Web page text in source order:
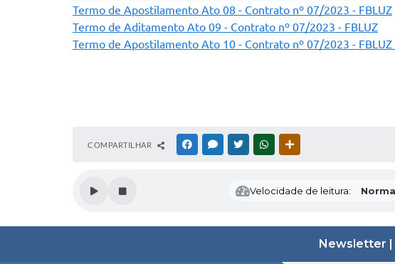
Termo de Apostilamento Ato 08 - Contrato nº 07/2023 - FBLUZ
Termo de Aditamento Ato 09 - Contrato nº 07/2023 - FBLUZ
Termo de Apostilamento Ato 10 - Contrato nº 07/2023 - FBLUZ
COMPARTILHAR FACEBOOKMESSENGER
TWITTERWHATSAPP
Velocidade de leitura:
Newsletter |